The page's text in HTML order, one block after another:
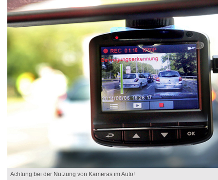
Achtung bei der Nutzung von Kameras im Auto!